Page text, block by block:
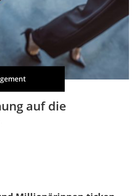
auf die